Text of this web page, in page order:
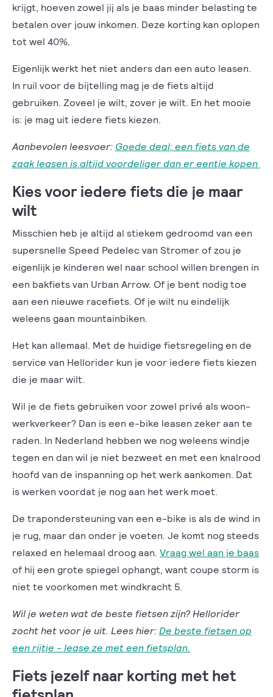
krijgt, hoeven zowel jij als je baas minder belasting te
betalen over jouw inkomen. Deze korting kan oplopen
tot wel 40%.
Eigenlijk werkt het niet anders dan een auto leasen.
In ruil voor de bijtelling mag je de fiets altijd
gebruiken. Zoveel je wilt, zover je wilt. En het mooie
is: je mag uit iedere fiets kiezen.
Aanbevolen leesvoer: Goede deal; een fiets van de
zaak leasen is altijd voordeliger dan er eentje kopen
Kies voor iedere fiets die je maar
wilt
Misschien heb je altijd al stiekem gedroomd van een
supersnelle Speed Pedelec van Stromer of zou je
eigenlijk je kinderen wel naar school willen brengen in
een bakfiets van Urban Arrow. Of je bent nodig toe
aan een nieuwe racefiets. Of je wilt nu eindelijk
weleens gaan mountainbiken.
Het kan allemaal. Met de huidige fietsregeling en de
service van Hellorider kun je voor iedere fiets kiezen
die je maar wilt.
Wil je de fiets gebruiken voor zowel privé als woon-
werkverkeer? Dan is een e-bike leasen zeker aan te
raden. In Nederland hebben we nog weleens windje
tegen en dan wil je niet bezweet en met een knalrood
hoofd van de inspanning op het werk aankomen. Dat
is werken voordat je nog aan het werk moet.
De trapondersteuning van een e-bike is als de wind in
je rug, maar dan onder je voeten. Je komt nog steeds
relaxed en helemaal droog aan. Vraag wel aan je baas
of hij een grote spiegel ophangt, want coupe storm is
niet te voorkomen met windkracht 5.
Wil je weten wat de beste fietsen zijn? Hellorider
zocht het voor je uit. Lees hier: De beste fietsen op
een rijtje - lease ze met een fietsplan.
Fiets jezelf naar korting met het